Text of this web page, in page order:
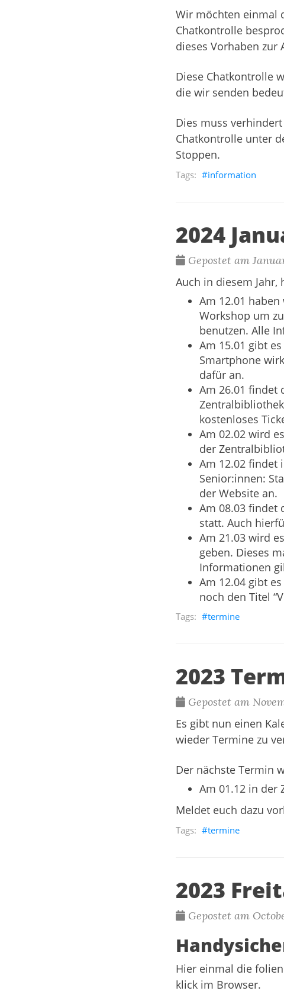
Wir möchten einmal
Chatkontrolle
dieses Vorhaben zur
Diese Chatkontrolle
die wir senden
Dies muss
Chatkontrolle unter
Stoppen.
information
2024
Gepostet am
Auch in diesem
Am 12.01
Workshop um
benutzen. Alle
Am 15.01 gibt
Smartphone
dafür an.
Am 26.01 findet
kostenloses
Am 02.02 wird
der
Am 12.02 findet
Senior:innen:
der Website an.
Am 08.03 findet
statt. Auch
Am 21.03 wird
geben. Dieses
Informationen
Am 12.04 gibt
noch den Titel
termine
2023
Gepostet am
Es gibt nun einen
wieder Termine zu
Der nächste Termin
Am 01.12 in der
Meldet euch dazu
termine
2023
Gepostet am
Hier einmal die
klick im Browser.